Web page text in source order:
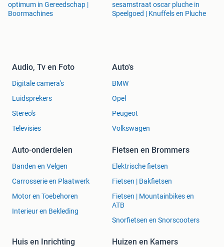
optimum in Gereedschap |
Boormachines
sesamstraat oscar pluche in
Speelgoed | Knuffels en Pluche
Audio, Tv en Foto
Digitale camera's
Luidsprekers
Stereo's
Televisies
Auto's
BMW
Opel
Peugeot
Volkswagen
Auto-onderdelen
Banden en Velgen
Carrosserie en Plaatwerk
Motor en Toebehoren
Interieur en Bekleding
Fietsen en Brommers
Elektrische fietsen
Fietsen | Bakfietsen
Fietsen | Mountainbikes en
ATB
Snorfietsen en Snorscooters
Huis en Inrichting Huizen en Kamers